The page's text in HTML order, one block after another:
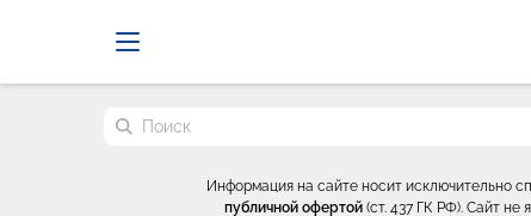
Поиск по сайту
Информация на сайте носит исключительно
публичной офертой (ст. 437 ГК РФ). Сайт не